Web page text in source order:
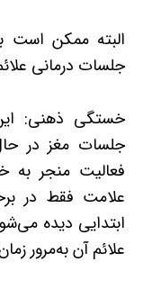
البته ممکن است
جلسات درمانی
خستگی ذهنی:
جلسات مغز در
فعالیت منجر
علامت فقط در
ابتدایی دیده
علائم آن به‌مرور